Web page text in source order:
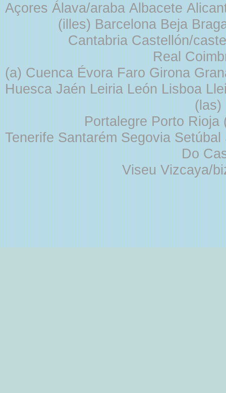
Açores Álava/araba Albacete
(illes) Barcelona Beja
Cantabria Castellón/
Real
(a) Cuenca Évora Faro Girona
Huesca Jaén Leiria León Lisboa
Portalegre Porto
Tenerife Santarém Segovia
Do
Viseu Vizcaya/